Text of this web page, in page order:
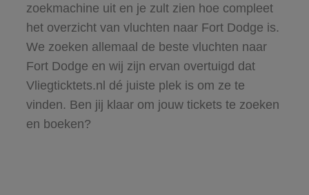
zoekmachine uit en je zult zien hoe compleet
het overzicht van vluchten naar Fort Dodge is.
We zoeken allemaal de beste vluchten naar
Fort Dodge en wij zijn ervan overtuigd dat
Vliegticktets.nl dé juiste plek is om ze te
vinden. Ben jij klaar om jouw tickets te zoeken
en boeken?